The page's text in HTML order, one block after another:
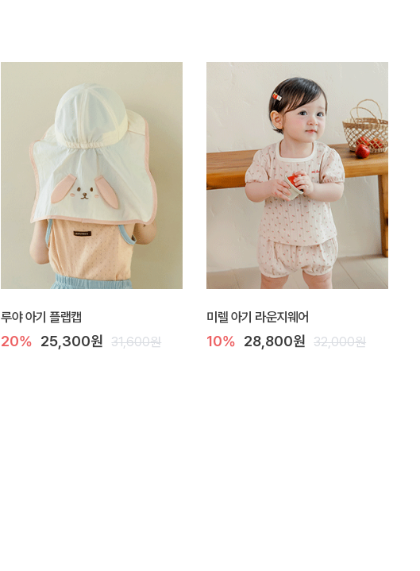
루야 아기 플랩캡
20% 25,300원 31,600원
미렐 아기 라운지웨어
10% 28,800원 32,000원